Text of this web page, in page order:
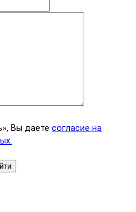
Вы даете согласие на